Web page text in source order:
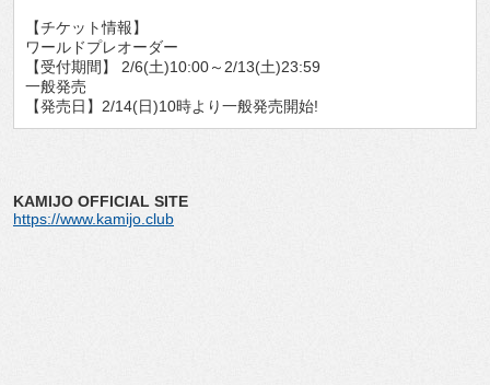
【チケット情報】
ワールドプレオーダー
【受付期間】 2/6(土)10:00～2/13(土)23:59
一般発売
【発売日】2/14(日)10時より一般発売開始!
KAMIJO OFFICIAL SITE
https://www.kamijo.club